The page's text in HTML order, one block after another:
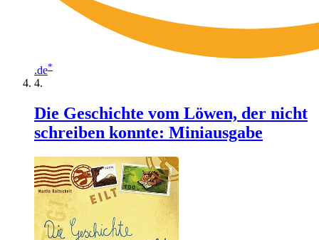
.de*
Die Geschichte vom Löwen, der nicht
schreiben konnte: Miniausgabe